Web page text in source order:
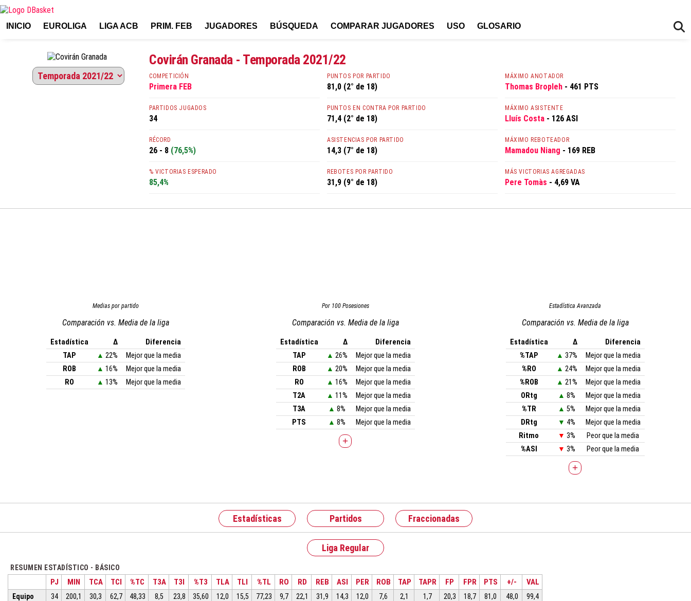
INICIO EUROLIGA LIGA ACB PRIM. FEB JUGADORES BÚSQUEDA COMPARAR JUGADORES USO GLOSARIO
Covirán Granada - Temporada 2021/22
COMPETICIÓN
Primera FEB
PARTIDOS JUGADOS
34
RÉCORD
26 - 8 (76,5%)
% VICTORIAS ESPERADO
85,4%
PUNTOS POR PARTIDO
81,0 (2° de 18)
PUNTOS EN CONTRA POR PARTIDO
71,4 (2° de 18)
ASISTENCIAS POR PARTIDO
14,3 (7° de 18)
REBOTES POR PARTIDO
31,9 (9° de 18)
MÁXIMO ANOTADOR
Thomas Bropleh - 461 PTS
MÁXIMO ASISTENTE
Lluís Costa - 126 ASI
MÁXIMO REBOTEADOR
Mamadou Niang - 169 REB
MÁS VICTORIAS AGREGADAS
Pere Tomàs - 4,69 VA
Medias por partido
Comparación vs. Media de la liga
Estadística Δ
Diferencia
TAP
▲ 22%
Mejor que la media
ROB
▲ 16%
Mejor que la media
RO
▲ 13% Mejor que la media
Por 100 Posesiones
Comparación vs. Media de la liga
Estadística Δ
Diferencia
TAP
▲ 26%
Mejor que la media
ROB
▲ 20%
Mejor que la media
RO
▲ 16%
Mejor que la media
T2A
▲ 11%
Mejor que la media
T3A
▲ 8%
Mejor que la media
PTS
▲ 8% Mejor que la media
+
Estadística Avanzada
Comparación vs. Media de la liga
Estadística Δ
Diferencia
%TAP
▲ 37%
Mejor que la media
%RO
▲ 24%
Mejor que la media
%ROB
▲ 21%
Mejor que la media
ORtg
▲ 8%
Mejor que la media
%TR
▲ 5%
Mejor que la media
DRtg
▼ 4%
Mejor que la media
Ritmo
▼ 3%
Peor que la media
%ASI
▼ 3% Peor que la media
+
Estadísticas Partidos Fraccionadas
Liga Regular
RESUMEN ESTADÍSTICO - BÁSICO
PJ MIN TCA TCI %TC T3A T3I %T3 TLA TLI %TL RO RD REB ASI PER ROB TAP TAPR FP FPR PTS +/- VAL
Equipo 34 200,1 30,3 62,7 48,33 8,5 23,8 35,60 12,0 15,5 77,23 9,7 22,1 31,9 14,3 12,0 7,6 2,1 1,7 20,3 18,7 81,0 48,0
99,4